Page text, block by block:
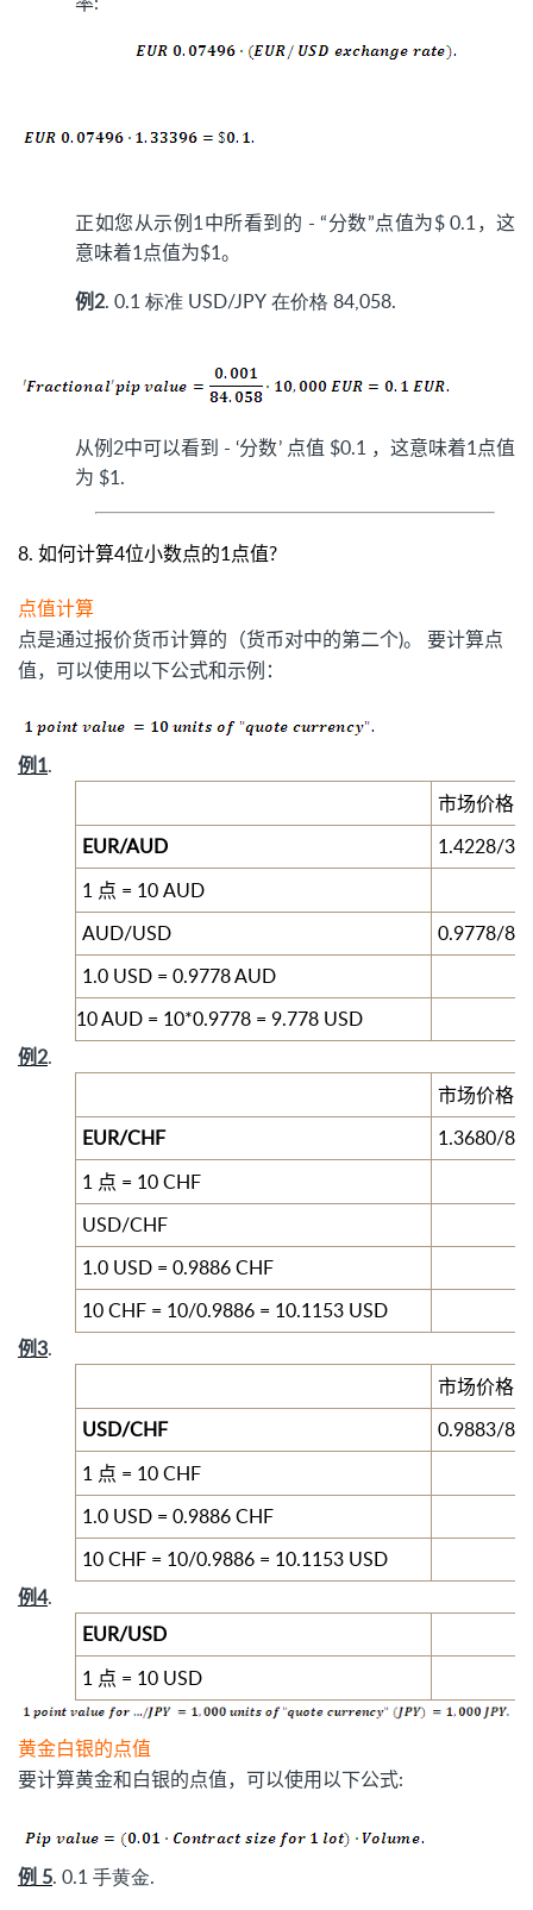
正如您从示例1中所看到的 - “分数”点值为$ 0.1，这
意味着1点值为$1。
例2. 0.1 标准 USD/JPY 在价格 84,058.
从例2中可以看到 - ‘分数’ 点值 $0.1 ，这意味着1点值
为 $1.
8. 如何计算4位小数点的1点值?
点值计算
点是通过报价货币计算的（货币对中的第二个)。 要计算点
值，可以使用以下公式和示例：
例1.
市场价格
EUR/AUD
1.4228/38
1 点 = 10 AUD
AUD/USD
0.9778/81
1.0 USD = 0.9778 AUD
10 AUD = 10*0.9778 = 9.778 USD
例2.
市场价格
EUR/CHF
1.3680/83
1 点 = 10 CHF
USD/CHF
1.0 USD = 0.9886 CHF
10 CHF = 10/0.9886 = 10.1153 USD
例3.
市场价格
USD/CHF
0.9883/86
1 点 = 10 CHF
1.0 USD = 0.9886 CHF
10 CHF = 10/0.9886 = 10.1153 USD
例4.
EUR/USD
1 点 = 10 USD
黄金白银的点值
要计算黄金和白银的点值，可以使用以下公式:
例 5. 0.1 手黄金.